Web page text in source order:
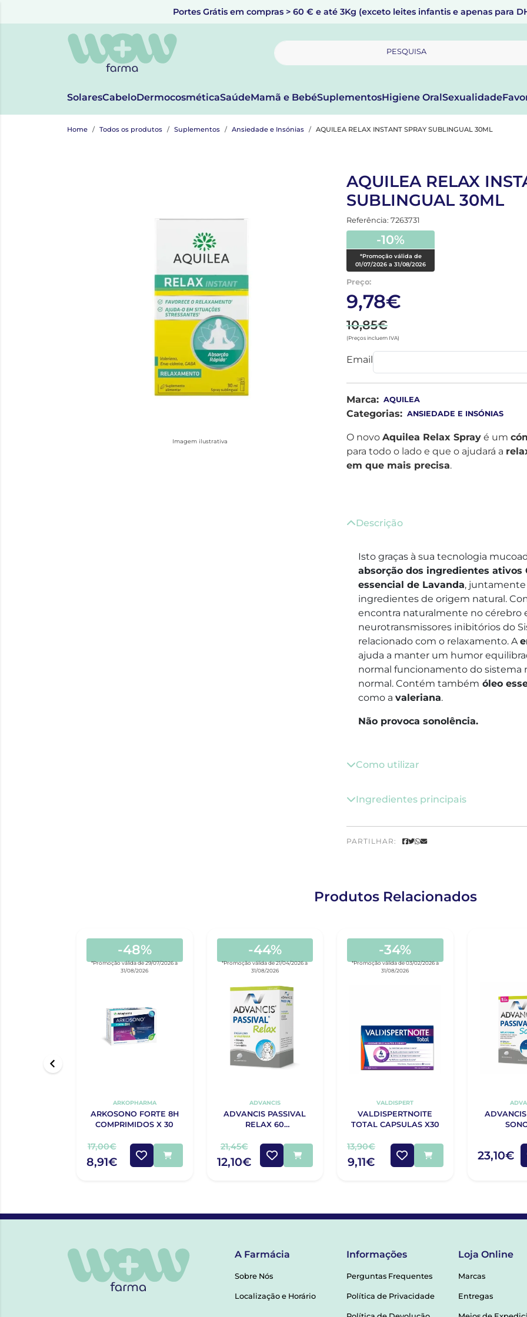
Portes Grátis em compras > 60 € e até 3Kg (exceto leites infantis e apenas para
PESQUISA
SolaresCabeloDermocosméticaSaúdeMamã e BebéSuplementosHigiene OralSexualidade
Home Todos os produtos Suplementos Ansiedade e Insónias AQUILEA RELAX INSTANT SPRAY SUBLINGUAL 30ML
Imagem ilustrativa
AQUILEA RELAX
SUBLINGUAL 30ML
Referência: 7263731
-10%
*Promoção válida de
01/07/2026 a 31/08/2026
Preço:
9,78€
10,85€
(Preços incluem IVA)
Email
Marca: AQUILEA
Categorias: ANSIEDADE E INSÓNIAS
O novo Aquilea Relax Spray é um
para todo o lado e que o ajudará a
em que mais precisa.
Descrição
Isto graças à sua tecnologia
absorção dos ingredientes ativos
essencial de Lavanda, juntamente
ingredientes de origem natural.
encontra naturalmente no cérebro
neurotransmissores inibitórios do
relacionado com o relaxamento. A
ajuda a manter um humor
normal funcionamento do sistema
normal. Contém também óleo
como a valeriana.
Não provoca sonolência.
Como utilizar
Ingredientes principais
PARTILHAR:
Produtos Relacionados
-48%
*Promoção válida de 29/07/2026 a
31/08/2026
ARKOPHARMA
ARKOSONO FORTE 8H
COMPRIMIDOS X 30
17,00€
8,91€
-44%
*Promoção válida de 21/04/2026 a
31/08/2026
ADVANCIS
ADVANCIS PASSIVAL
RELAX 60
21,45€
12,10€
-34%
*Promoção válida de 03/02/2026 a
31/08/2026
VALDISPERT
VALDISPERTNOITE
TOTAL CAPSULAS X30
13,90€
9,11€ 23,10€
A Farmácia
Sobre Nós
Localização e Horário
Informações
Perguntas Frequentes
Política de Privacidade
Loja Online
Marcas
Entregas